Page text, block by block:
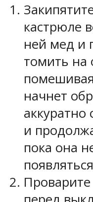
кастрюле
ней мед и
томить на
начнет
аккуратно
и
пока она